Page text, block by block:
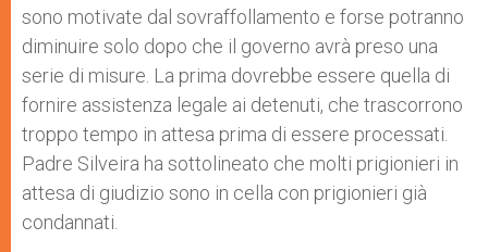
sono motivate dal sovraffollamento e forse potranno
diminuire solo dopo che il governo avrà preso una
serie di misure. La prima dovrebbe essere quella di
fornire assistenza legale ai detenuti, che trascorrono
troppo tempo in attesa prima di essere processati.
Padre Silveira ha sottolineato che molti prigionieri in
attesa di giudizio sono in cella con prigionieri già
condannati.